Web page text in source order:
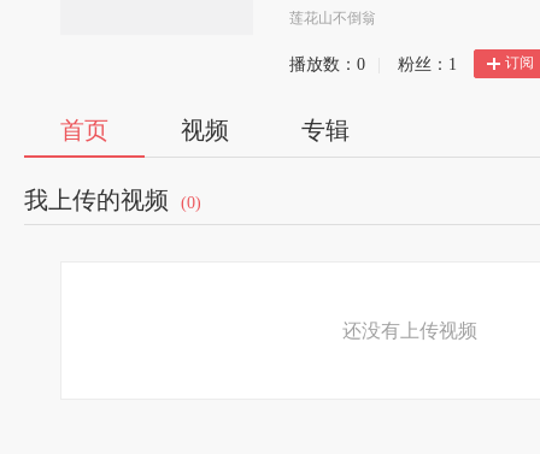
莲花山不倒翁
播放数： 0 粉丝： 1 订阅
首页 视频 专辑
我上传的视频 (0)
还没有上传视频